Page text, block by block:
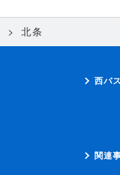
北条
西バ
関連